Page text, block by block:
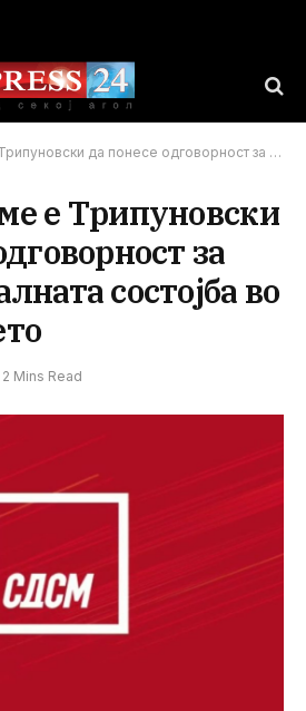
одговорност за катастрофалната состојба во земјоделието
е Трипуновски
за
состојба во
2 Mins Read